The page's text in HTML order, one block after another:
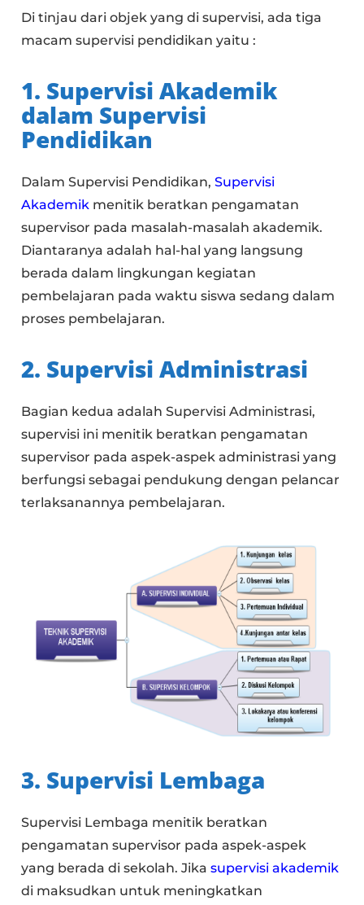
Di tinjau dari objek yang di supervisi, ada tiga
macam supervisi pendidikan yaitu :
1. Supervisi Akademik
dalam Supervisi
Pendidikan
Dalam Supervisi Pendidikan,Supervisi
Akademik menitik beratkan pengamatan
supervisor pada masalah-masalah akademik.
Diantaranya adalah hal-hal yang langsung
berada dalam lingkungan kegiatan
pembelajaran pada waktu siswa sedang dalam
proses pembelajaran.
2. Supervisi Administrasi
Bagian kedua adalah Supervisi Administrasi,
supervisi ini menitik beratkan pengamatan
supervisor pada aspek-aspek administrasi yang
berfungsi sebagai pendukung dengan pelancar
terlaksanannya pembelajaran.
3. Supervisi Lembaga
Supervisi Lembaga menitik beratkan
pengamatan supervisor pada aspek-aspek
yang berada di sekolah. Jikasupervisi akademik
di maksudkan untuk meningkatkan